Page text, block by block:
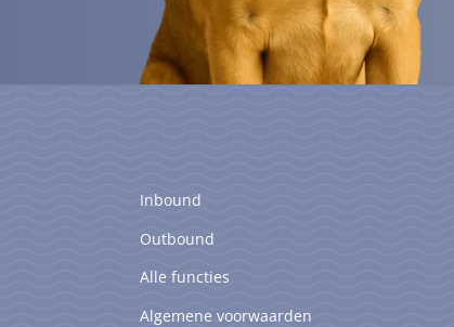
Inbound
Outbound
Alle functies
Algemene voorwaarden